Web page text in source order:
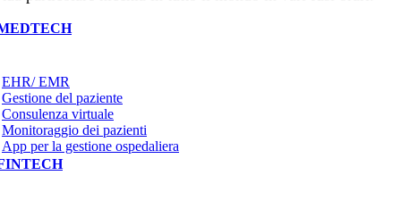
EHR/ EMR
Gestione del paziente
Consulenza virtuale
Monitoraggio dei pazienti
App per la gestione ospedaliera